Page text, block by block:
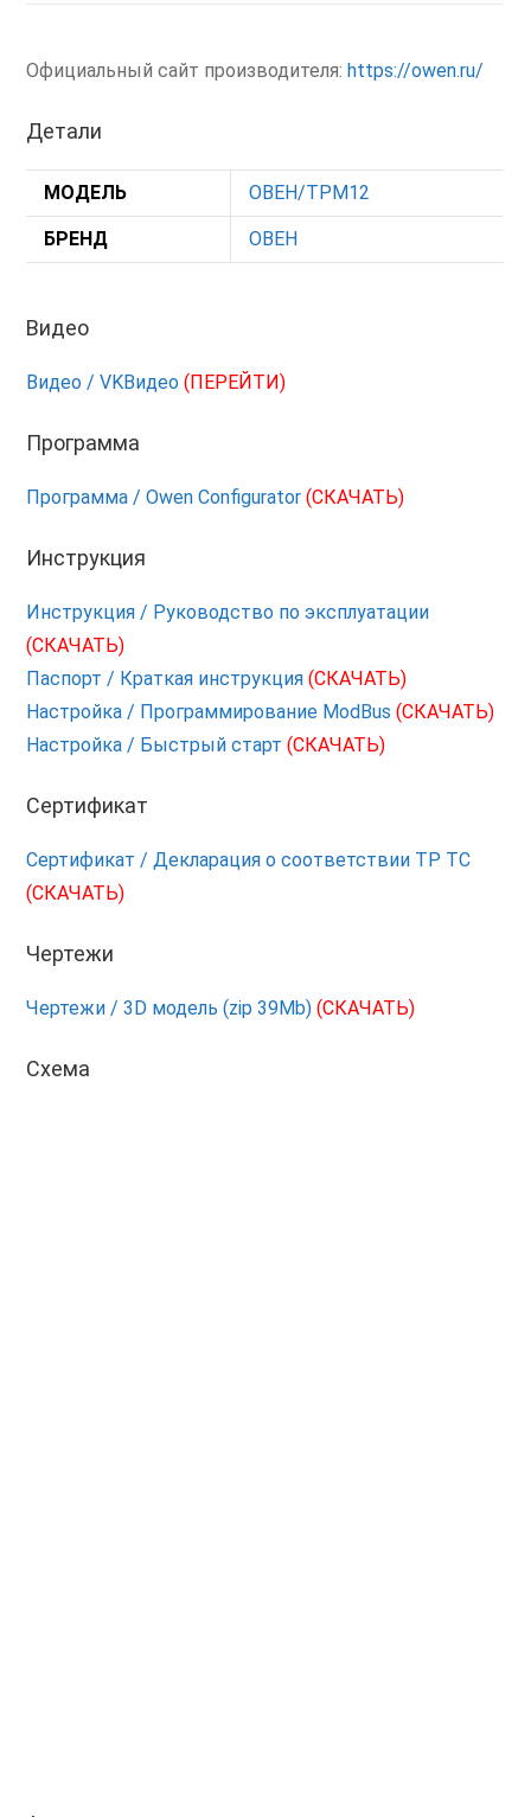
Официальный сайт производителя:https://owen.ru/
Детали
МОДЕЛЬ ОВЕН/ТРМ12
БРЕНД ОВЕН
Видео
Видео / VKВидео(ПЕРЕЙТИ)
Программа
Программа / Owen Configurator (СКАЧАТЬ)
Инструкция
Инструкция / Руководство по эксплуатации
(СКАЧАТЬ)
Паспорт / Краткая инструкция(СКАЧАТЬ)
Настройка / Программирование ModBus(СКАЧАТЬ)
Настройка / Быстрый старт(СКАЧАТЬ)
Сертификат
Сертификат / Декларация о соответствии ТР ТС
(СКАЧАТЬ)
Чертежи
Чертежи / 3D модель (zip 39Mb) (СКАЧАТЬ)
Схема